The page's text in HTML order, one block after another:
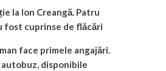
la Ion Creangă. Patru
fost cuprinse de flăcări
face primele angajări.
disponibile